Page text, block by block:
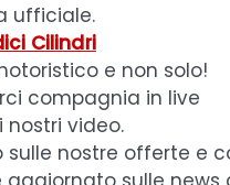
ufficiale.
Cilindri
e non solo!
compagnia in live
video.
nostre offerte e